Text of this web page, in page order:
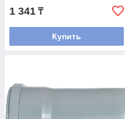
1 341 ₸
Купить